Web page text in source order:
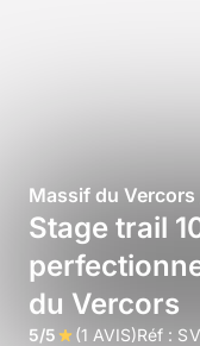
Massif du Vercors
Stage trail
du Vercors
5/5 (1 AVIS)Réf :